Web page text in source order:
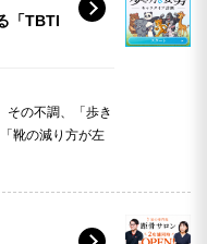
「TBTI
その不調、「歩き
靴の減り方が左